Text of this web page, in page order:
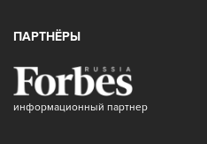
ПАРТНЁРЫ
информационный партнер